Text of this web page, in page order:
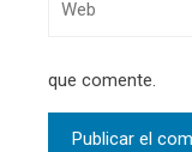
que comente.